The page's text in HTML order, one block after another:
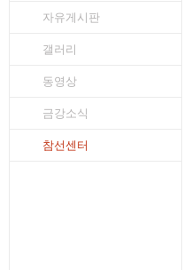
자유게시판
갤러리
동영상
금강소식
참선센터